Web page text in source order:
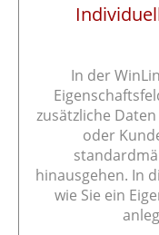
In der
zusätzliche
oder
hinausgehen. In
wie Sie ein